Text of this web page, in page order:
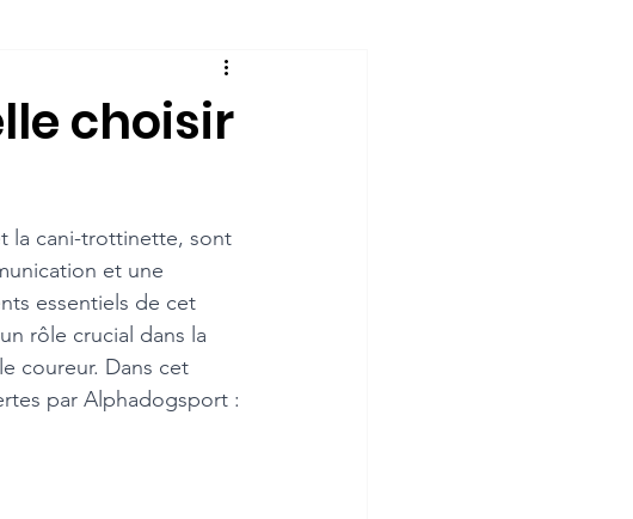
choisir
la cani-trottinette, sont
et une
essentiels de cet
rôle crucial dans la
coureur. Dans cet
par Alphadogsport :